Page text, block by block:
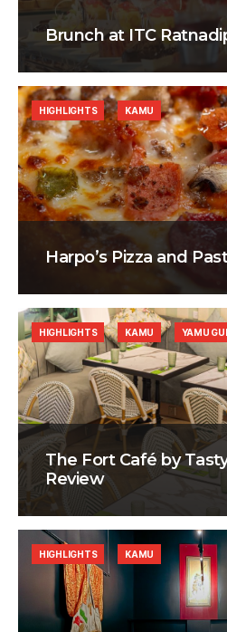
Brunch at ITC
Harpo’s Pizza and
HIGHLIGHTS KAMU
The Fort Café by
Review
HIGHLIGHTS KAMU YAMU
HIGHLIGHTS KAMU